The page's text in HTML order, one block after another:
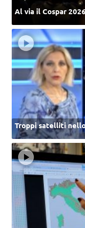
Al via il Cospar
Troppi satelliti